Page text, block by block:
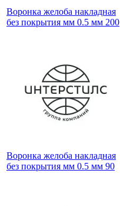
Воронка желоба накладная
без покрытия мм 0.5 мм 200
Воронка желоба накладная
без покрытия мм 0.5 мм 90